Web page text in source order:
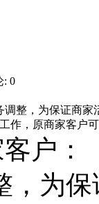
: 0
整，为保证商
作，原商家客户
户：
为保